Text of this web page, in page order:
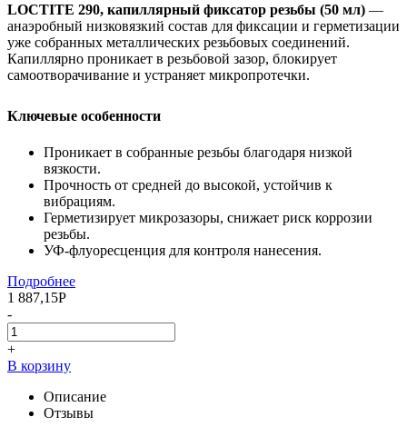
LOCTITE 290, капиллярный фиксатор резьбы (50 мл) —
анаэробный низковязкий состав для фиксации и герметизации
уже собранных металлических резьбовых соединений.
Капиллярно проникает в резьбовой зазор, блокирует
самоотворачивание и устраняет микропротечки.
Ключевые особенности
Проникает в собранные резьбы благодаря низкой
вязкости.
Прочность от средней до высокой, устойчив к
вибрациям.
Герметизирует микрозазоры, снижает риск коррозии
резьбы.
УФ-флуоресценция для контроля нанесения.
Подробнее
1 887,15Р
-
+
В корзину
Описание
Отзывы